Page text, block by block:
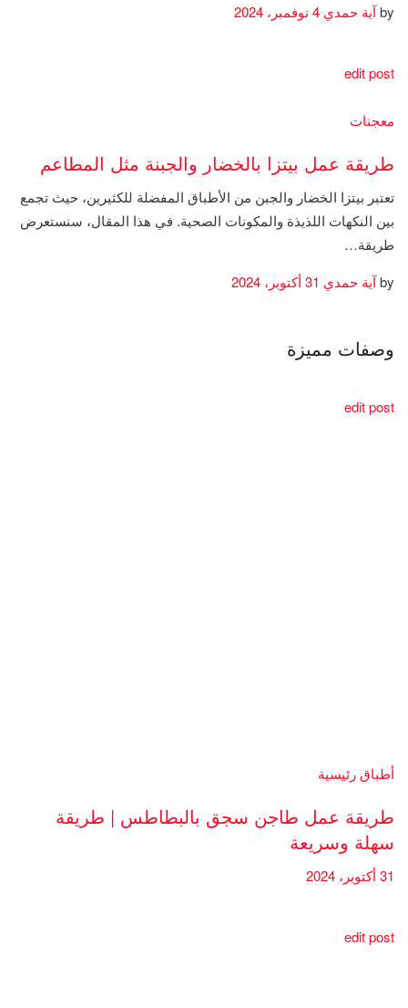
byآية حمدي
edit post
معجنات
طريقة عمل بيتزا بالخضار والجبنة مثل المطاعم
تعتبر بيتزا الخضار والجبن من الأطباق المفضلة للكثيرين، حيث تجمع
بين النكهات اللذيذة والمكونات الصحية. في هذا المقال، سنستعرض
طريقة…
byآية حمدي
وصفات مميزة
edit post
أطباق رئيسية
طريقة عمل طاجن سجق بالبطاطس | طريقة
سهلة وسريعة
31 أكتوبر، 2024
edit post